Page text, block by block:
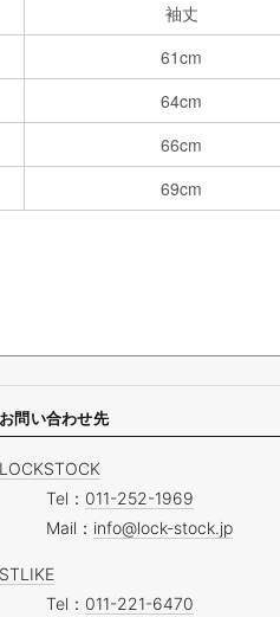
袖丈
61cm
64cm
66cm
69cm
お問い合わせ先
LOCKSTOCK
Tel： 011-252-1969
Mail： info@lock-stock.jp
STLIKE
Tel： 011-221-6470